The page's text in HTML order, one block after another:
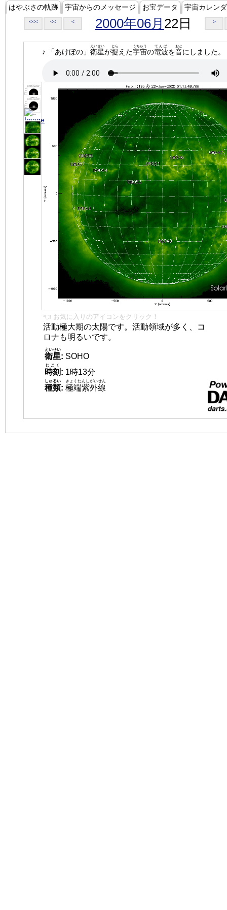
はやぶさの軌跡 宇宙からのメッセージ お宝データ 宇宙カレン
<<< << < 2000年06月 22日 >
♪ 「あけぼの」 衛星
えいせい
が捉
とら
えた宇宙
うちゅう
の電波
でんぱ
を音
おと
にしました。
👈 お気に入りのアイコンをクリック！
活動極大期の太陽です。活動領域が多く、コ
ロナも明るいです。
衛星
えいせい
: SOHO
時刻
じこく
: 1時13分
種類
しゅるい
: 極端紫外線
きょくたんしがいせん